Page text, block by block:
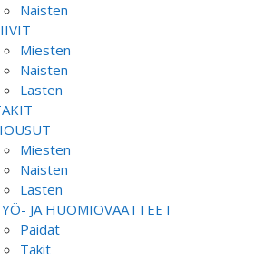
Naisten
Miesten
Naisten
Lasten
Miesten
Naisten
Lasten
JA HUOMIOVAATTEET
Paidat
Takit